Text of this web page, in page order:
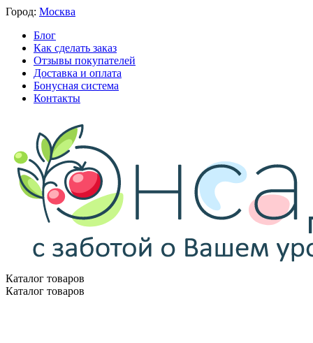
Город: Москва
Блог
Как сделать заказ
Отзывы покупателей
Доставка и оплата
Бонусная система
Контакты
Каталог товаров
Каталог товаров